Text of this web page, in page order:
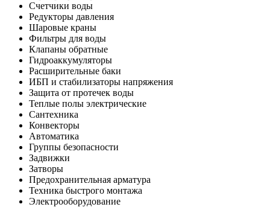
Счетчики воды
Редукторы давления
Шаровые краны
Фильтры для воды
Клапаны обратные
Гидроаккумуляторы
Расширительные баки
ИБП и стабилизаторы напряжения
Защита от протечек воды
Теплые полы электрические
Сантехника
Конвекторы
Автоматика
Группы безопасности
Задвижки
Затворы
Предохранительная арматура
Техника быстрого монтажа
Электрооборудование